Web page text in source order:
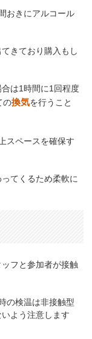
おきにアルコール
きており購入もし
は1時間に1回程度
の換気を行うこと
スペースを確保す
てくるため柔軟に
フと参加者が接触
の検温は非接触型
よう注意します